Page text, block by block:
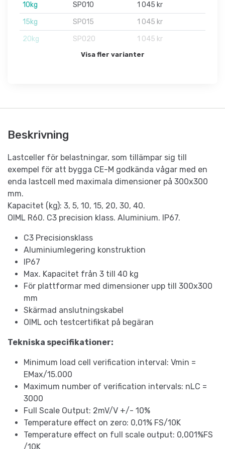
10kg
SPO10
1 045 kr
15kg
SPO15
1 045 kr
20kg
SPO20 1 045 kr
Visa fler varianter
Beskrivning
Lastceller för belastningar, som tillämpar sig till
exempel för att bygga CE-M godkända vågar med en
enda lastcell med maximala dimensioner på 300x300
mm.
Kapacitet (kg): 3, 5, 10, 15, 20, 30, 40.
OIML R60. C3 precision klass. Aluminium. IP67.
C3 Precisionsklass
Aluminiumlegering konstruktion
IP67
Max. Kapacitet från 3 till 40 kg
För plattformar med dimensioner upp till 300x300
mm
Skärmad anslutningskabel
OIML och testcertifikat på begäran
Tekniska specifikationer:
Minimum load cell verification interval: Vmin =
EMax/15.000
Maximum number of verification intervals: nLC =
3000
Full Scale Output: 2mV/V +/- 10%
Temperature effect on zero: 0,01% FS/10K
Temperature effect on full scale output: 0,001%FS
/10K